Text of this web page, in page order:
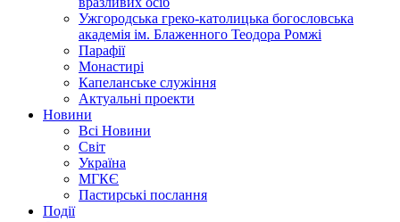
Ужгородська греко-католицька богословська
академія ім. Блаженного Теодора Ромжі
Парафії
Монастирі
Капеланське служіння
Актуальні проекти
Новини
Всі Новини
Світ
Україна
МГКЄ
Пастирські послання
Події